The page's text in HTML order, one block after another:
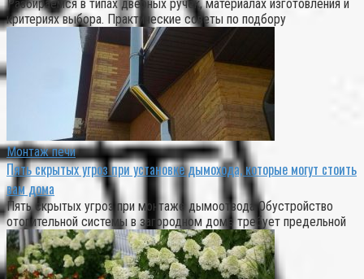
Разбираемся в типах дверных ручек, материалах изготовления и
критериях выбора. Практические советы по подбору
Монтаж печи
Пять скрытых угроз при установке дымохода, которые могут стоить
вам дома
Пять скрытых угроз при монтаже дымоотвода Обустройство
отопительной системы в загородном доме требует предельной